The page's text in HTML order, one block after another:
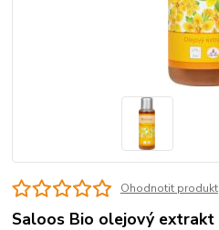
Ohodnotit produkt
Saloos Bio olejový extrakt